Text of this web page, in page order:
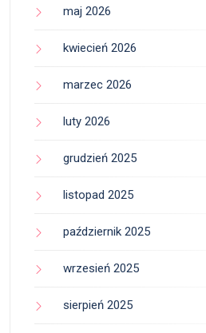
maj 2026
kwiecień 2026
marzec 2026
luty 2026
grudzień 2025
listopad 2025
październik 2025
wrzesień 2025
sierpień 2025